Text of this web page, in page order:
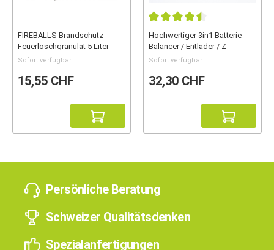
FIREBALLS Brandschutz -
Feuerlöschgranulat 5 Liter
Sofort verfügbar
15,55 CHF
Hochwertiger 3in1 Batterie
Balancer / Entlader / Z
Sofort verfügbar
32,30 CHF
Persönliche Beratung
Schweizer Qualitätsdenken
Spezialanfertigungen